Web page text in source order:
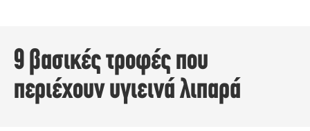
9 βασικές τροφές που
περιέχουν υγιεινά λιπαρά